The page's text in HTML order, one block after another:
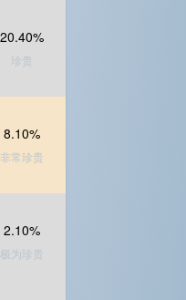
20.40%
珍贵
8.10%
非常珍贵
2.10%
极为珍贵